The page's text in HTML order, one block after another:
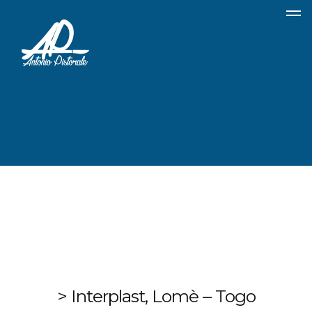
> Interplast, Lomè – Togo